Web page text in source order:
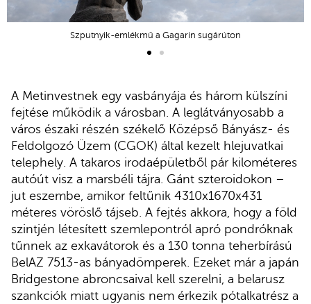
Szputnyik-emlékmű a Gagarin sugárúton
A Metinvestnek egy vasbányája és három külszíni
fejtése működik a városban. A leglátványosabb a
város északi részén székelő Középső Bányász- és
Feldolgozó Üzem (CGOK) által kezelt hlejuvatkai
telephely. A takaros irodaépületből pár kilométeres
autóút visz a marsbéli tájra. Gánt szteroidokon –
jut eszembe, amikor feltűnik 4310x1670x431
méteres vöröslő tájseb. A fejtés akkora, hogy a föld
szintjén létesített szemlepontról apró pondróknak
tűnnek az exkavátorok és a 130 tonna teherbírású
BelAZ 7513-as bányadömperek. Ezeket már a japán
Bridgestone abroncsaival kell szerelni, a belarusz
szankciók miatt ugyanis nem érkezik pótalkatrész a